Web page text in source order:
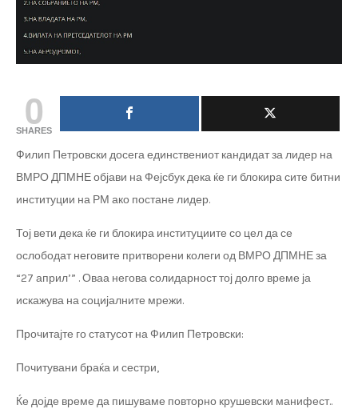
0
SHARES
Филип Петровски досега единствениот кандидат за лидер на
ВМРО ДПМНЕ објави на Фејсбук дека ќе ги блокира сите битни
институции на РМ ако постане лидер.
Тој вети дека ќе ги блокира институциите со цел да се
ослободат неговите притворени колеги од ВМРО ДПМНЕ за
“27 април’” . Оваа негова солидарност тој долго време ја
искажува на социјалните мрежи.
Прочитајте го статусот на Филип Петровски:
Почитувани браќа и сестри,
Ќе дојде време да пишуваме повторно крушевски манифест..